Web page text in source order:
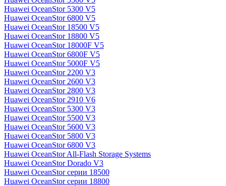
Huawei OceanStor 5300 V5
Huawei OceanStor 6800 V5
Huawei OceanStor 18500 V5
Huawei OceanStor 18800 V5
Huawei OceanStor 18000F V5
Huawei OceanStor 6800F V5
Huawei OceanStor 5000F V5
Huawei OceanStor 2200 V3
Huawei OceanStor 2600 V3
Huawei OceanStor 2800 V3
Huawei OceanStor 2910 V6
Huawei OceanStor 5300 V3
Huawei OceanStor 5500 V3
Huawei OceanStor 5600 V3
Huawei OceanStor 5800 V3
Huawei OceanStor 6800 V3
Huawei OceanStor All-Flash Storage Systems
Huawei OceanStor Dorado V3
Huawei OceanStor серии 18500
Huawei OceanStor серии 18800